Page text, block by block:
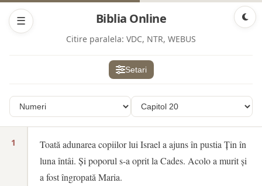
☰ Biblia Online
Citire paralela: VDC, NTR, WEBUS
Setari
1
Toată adunarea copiilor lui Israel a ajuns în pustia Țin în
luna întâi. Și poporul s-a oprit la Cades. Acolo a murit și
a fost îngropată Maria.